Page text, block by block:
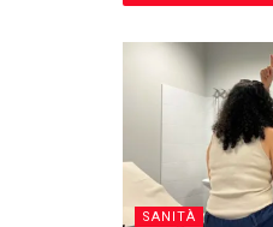
SANITÀ